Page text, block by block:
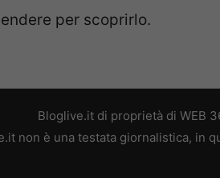
per scoprirlo.
Bloglive.it di proprietà di WEB
non è una testata giornalistica, in